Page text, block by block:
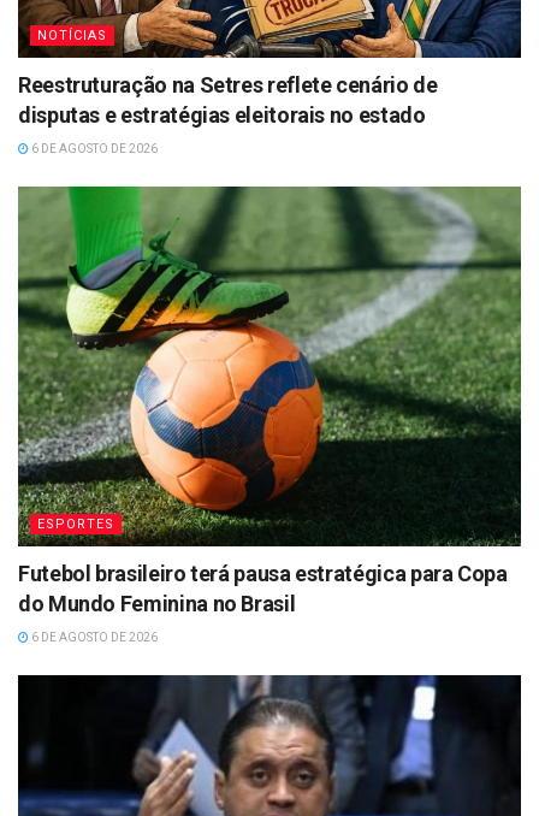
NOTÍCIAS
Reestruturação na Setres reflete cenário de
disputas e estratégias eleitorais no estado
6 DE AGOSTO DE 2026
ESPORTES
Futebol brasileiro terá pausa estratégica para Copa
do Mundo Feminina no Brasil
6 DE AGOSTO DE 2026